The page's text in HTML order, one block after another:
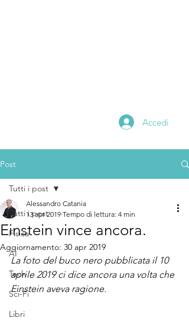
Accedi
Post
Tutti i post
Fisica
AI
Tech
Sci-Fi
Libri
Tutti i post
Einstein vince ancora.
Alessandro Catania
13 apr 2019 Tempo di lettura: 4 min
Aggiornamento: 30 apr 2019
La foto del buco nero pubblicata il 10
aprile 2019 ci dice ancora una volta che
Einstein aveva ragione.